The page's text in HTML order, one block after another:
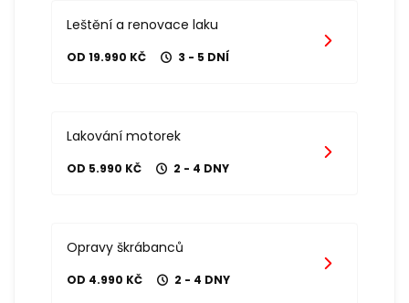
Leštění a renovace laku
OD 19.990 KČ 3 - 5 DNÍ
Lakování motorek
OD 5.990 KČ 2 - 4 DNY
Opravy škrábanců
OD 4.990 KČ 2 - 4 DNY